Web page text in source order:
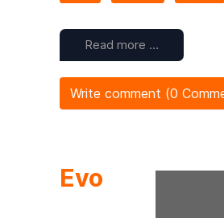
Read more …
Write comment (0
Evo